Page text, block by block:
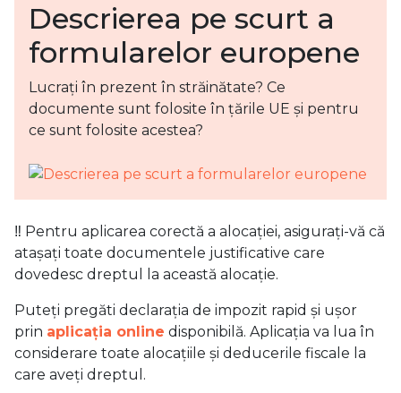
Descrierea pe scurt a
formularelor europene
Lucrați în prezent în străinătate? Ce
documente sunt folosite în țările UE și pentru
ce sunt folosite acestea?
‼ Pentru aplicarea corectă a alocației, asigurați-vă că
atașați toate documentele justificative care
dovedesc dreptul la această alocație.
Puteți pregăti declarația de impozit rapid și ușor
prin aplicația online disponibilă. Aplicația va lua în
considerare toate alocațiile și deducerile fiscale la
care aveți dreptul.